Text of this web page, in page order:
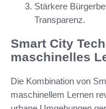
Stärkere
Transparenz.
Smart City
maschinelles
Die Kombination von
maschinellem Lernen